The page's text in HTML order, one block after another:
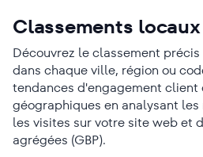
Classements locaux
Découvrez le classement
dans chaque ville, région ou
tendances d'engagement client
géographiques en analysant les
les visites sur votre site web et
agrégées (GBP).